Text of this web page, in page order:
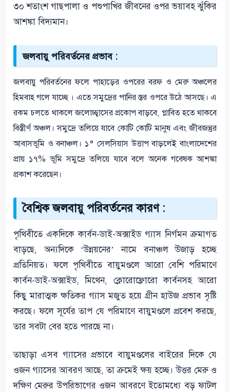
৩০ শতাংশ গাছপালা ও পশুপাখির জীবনের ওপর ভয়াবহ ঝুঁকির
আশঙ্কা বিদ্যমান।
জলবায়ু পরিবর্তনের প্রভাব :
জলবায়ু পরিবর্তনের ফলে পাহাড়ের ওপরের বরফ ও মেরু অঞ্চলের
হিমবাহ গলে যাচ্ছে । এতে সমুদ্রের পানির স্তর ওপরে উঠে আসছে। এ
রকম চলতে থাকলে জলোচ্ছ্বাসের প্রকোপ বাড়বে, প্লাবিত হতে থাকবে
বিস্তীর্ণ অঞ্চল।সমুদ্রে তলিয়ে যাবে কোটি কোটি মানুষ এবং জীবজন্তুর
আবাসভূমি ও বনাঞ্চল। ১° সেলসিয়াস উত্তাপ বাড়লেই বাংলাদেশের
প্রায় ১৭% ভূমি সমুদ্রে তলিয়ে যাবে বলে অনেক গবেষক আশঙ্কা
প্রকাশ করেছেন।
বৈশ্বিক জলবায়ু পরিবর্তনের কারণ :
পৃথিবীতে একদিকে কার্বন-ডাই-অক্সাইড গ্যাস নির্গমন ক্রমাগত
বাড়ছে, অন্যদিকে ‘উন্নয়নের’ নামে বনাঞ্চল উজাড় হচ্ছে
প্রতিনিয়ত। ফলে পৃথিবীতে বায়ুমণ্ডলে আরো বেশি পরিমাণে
কার্বন-ডাই-অক্সাইড, মিথেন, ক্লোরোফ্লোরো কার্বনসহ আরো
কিছু মারাত্মক ক্ষতিকর গ্যাস মজুত হয়ে গ্রীন হাউজ প্রভাব সৃষ্টি
করছে। ফলে সূর্যের তাপ যে পরিমাণে বায়ুমণ্ডলে প্রবেশ করছে,
তার সবটা বের হতে পারছে না।
তাছাড়া এসব গ্যাসের প্রভাবে বায়ুমণ্ডলের বাইরের দিকে যে
ওজন গ্যাসের আবরণ আছে, তা ক্রমেই ক্ষয় হচ্ছে। উত্তর মেরু ও
দক্ষিণ মেরুর উপরিভাগের ওজন আবরণে ইতোমধ্যে বড় ফাটল